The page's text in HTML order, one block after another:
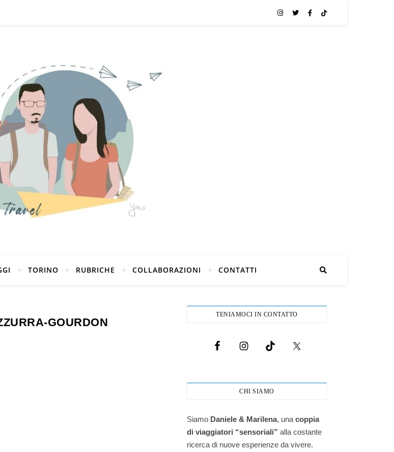
TORINO RUBRICHE COLLABORAZIONI CONTATTI
GOURDON
TENIAMOCI IN CONTATTO
CHI SIAMO
Siamo Daniele & Marilena, una coppia
di viaggiatori “sensoriali” alla costante
ricerca di nuove esperienze da vivere.